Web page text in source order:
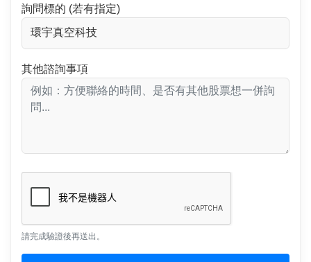
詢問標的 (若有指定)
其他諮詢事項
請完成驗證後再送出。